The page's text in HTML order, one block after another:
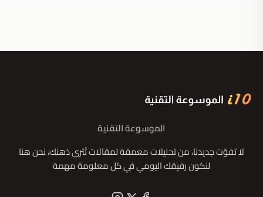
الموسوعة التقنية
لا تفوّت جديدنا، من تحليلات معمقة لمقالات تُثري ذهنك، نحن هنا
لنكون رفيقك اليومي في كل معلومة مهمة